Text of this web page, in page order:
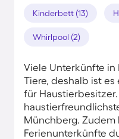
Kinderbett (13)
Whirlpool (2)
Viele Unterkünfte
Tiere, deshalb ist
für
Münchberg. Zudem
Ferienunterkünfte